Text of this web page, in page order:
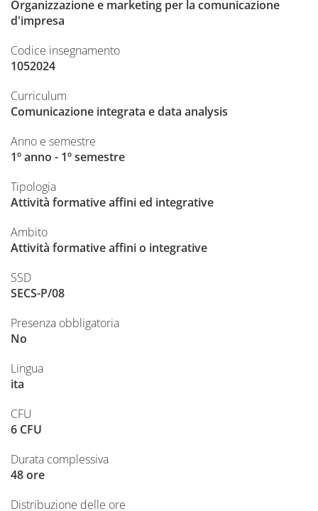
Organizzazione e marketing per la comunicazione
d'impresa
Codice insegnamento
1052024
Curriculum
Comunicazione integrata e data analysis
Anno e semestre
1º anno - 1º semestre
Tipologia
Attività formative affini ed integrative
Ambito
Attività formative affini o integrative
SSD
SECS-P/08
Presenza obbligatoria
No
Lingua
ita
CFU
6 CFU
Durata complessiva
48 ore
Distribuzione delle ore